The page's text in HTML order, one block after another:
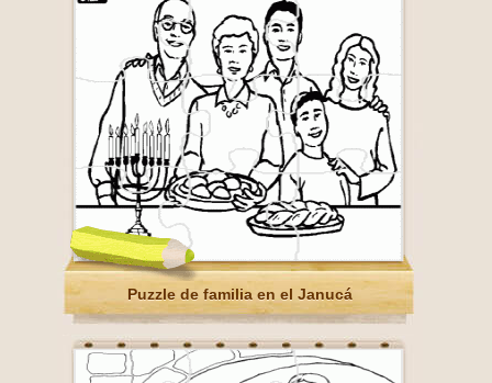
Puzzle de familia en el Janucá